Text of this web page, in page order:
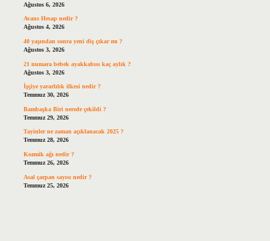
Ağustos 6, 2026
Avans Hesap nedir ?
Ağustos 4, 2026
40 yaşından sonra yeni diş çıkar mı ?
Ağustos 3, 2026
21 numara bebek ayakkabısı kaç aylık ?
Ağustos 3, 2026
İşçiye yararlılık ilkesi nedir ?
Temmuz 30, 2026
Bambaşka Biri nerede çekildi ?
Temmuz 29, 2026
Tayinler ne zaman açıklanacak 2025 ?
Temmuz 28, 2026
Kozmik ağı nedir ?
Temmuz 26, 2026
Asal çarpan sayısı nedir ?
Temmuz 25, 2026